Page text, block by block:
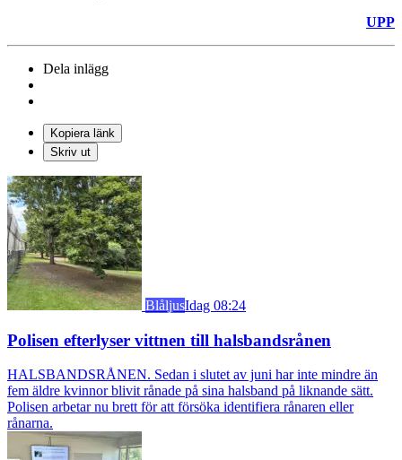
UPP
Dela inlägg
Kopiera länk
Skriv ut
BlåljusIdag 08:24
Polisen efterlyser vittnen till halsbandsrånen
HALSBANDSRÅNEN. Sedan i slutet av juni har inte mindre än
fem äldre kvinnor blivit rånade på sina halsband på liknande sätt.
Polisen arbetar nu brett för att försöka identifiera rånaren eller
rånarna.